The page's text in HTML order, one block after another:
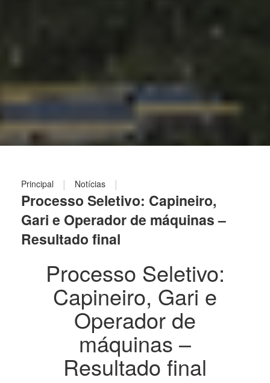
Principal | Notícias |
Processo Seletivo: Capineiro,
Gari e Operador de máquinas –
Resultado final
Processo Seletivo:
Capineiro, Gari e
Operador de
máquinas –
Resultado final